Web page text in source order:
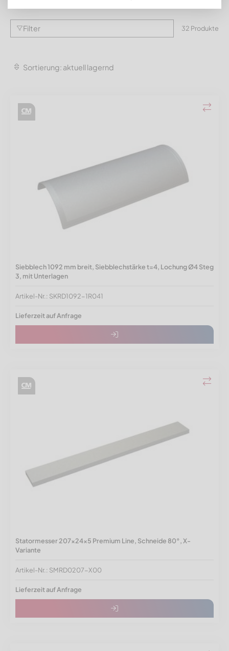
Filter 32 Produkte
Sortierung: aktuell lagernd
Siebblech 1092 mm breit, Siebblechstärke t=4, Lochung Ø4 Steg
3, mit Unterlagen
Artikel-Nr.: SKRD1092-1R041
Lieferzeit auf Anfrage
Statormesser 207x24x5 Premium Line, Schneide 80°, X-
Variante
Artikel-Nr.: SMRD0207-X00
Lieferzeit auf Anfrage